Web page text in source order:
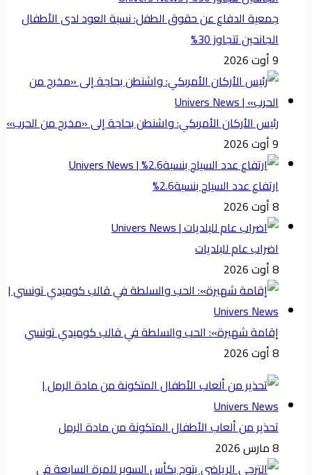
جمعية الدفاع عن حقوق الطفل: نسبة العود لدى الأطفال
الجانحين تتجاوز 30%
9 أوت 2026
رئيس الأركان الأمربكي: واشنطن بحاجة إلى «مخرج من الحرب»
9 أوت 2026
ارتفاع عدد السياح بنسبة2.6%
8 أوت 2026
اضراب عام للبلديات
8 أوت 2026
إقامة شهيرة»: الحب والسلطة في قالب كوميدي تونسي
8 أوت 2026
تحذير من ألعاب الأطفال المتكونة من مادة الرمل
8 مارس 2026